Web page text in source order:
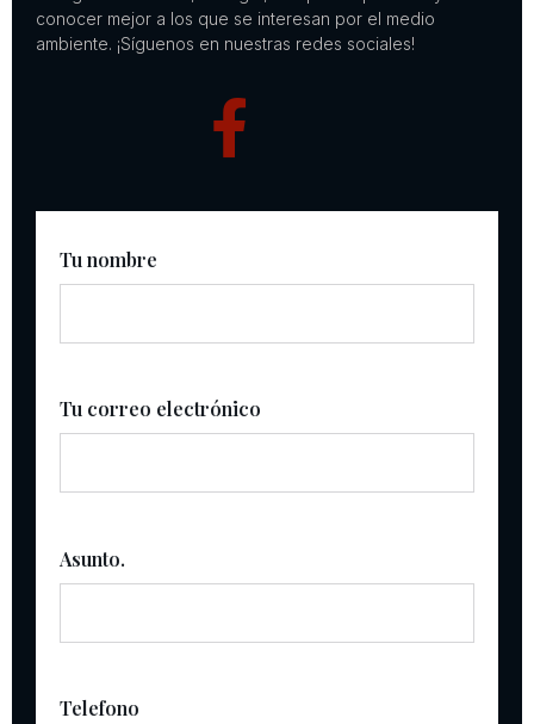
conocer mejor a los que se interesan por el medio
ambiente. ¡Síguenos en nuestras redes sociales!
Tu nombre
Tu correo electrónico
Asunto.
Telefono